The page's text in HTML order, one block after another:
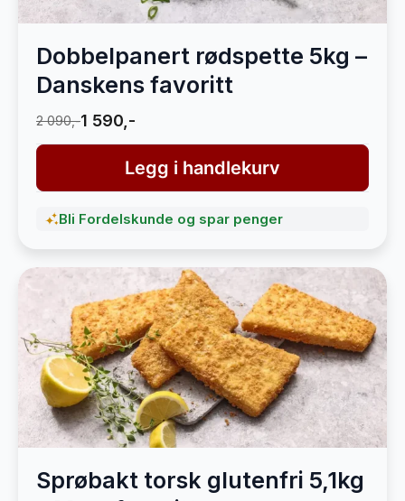
Dobbelpanert rødspette 5kg –
Danskens favoritt
2 090,-1 590,-
Legg i handlekurv
Bli Fordelskunde og spar penger
Sprøbakt torsk glutenfri 5,1kg